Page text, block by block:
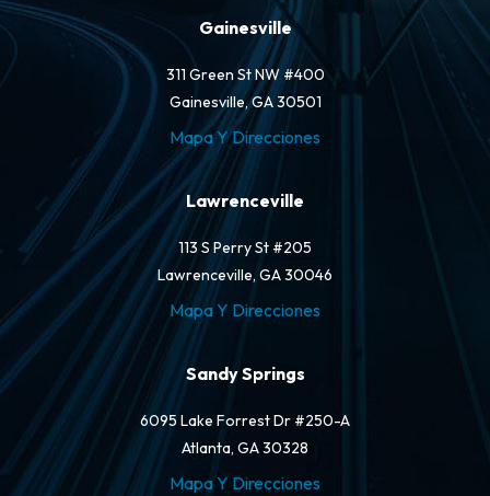
Gainesville
311 Green St NW #400
Gainesville, GA 30501
Mapa Y Direcciones
Lawrenceville
113 S Perry St #205
Lawrenceville, GA 30046
Mapa Y Direcciones
Sandy Springs
6095 Lake Forrest Dr #250-A
Atlanta, GA 30328
Mapa Y Direcciones